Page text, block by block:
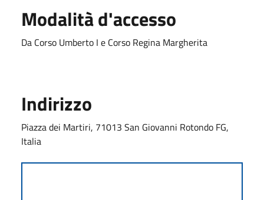
Modalità d'accesso
Da Corso Umberto I e Corso Regina Margherita
Indirizzo
Piazza dei Martiri, 71013 San Giovanni Rotondo FG,
Italia